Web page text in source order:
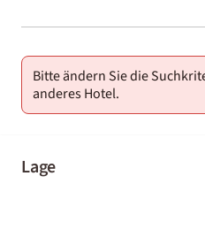
01-02
Bitte ändern Sie die
anderes Hotel.
Lage